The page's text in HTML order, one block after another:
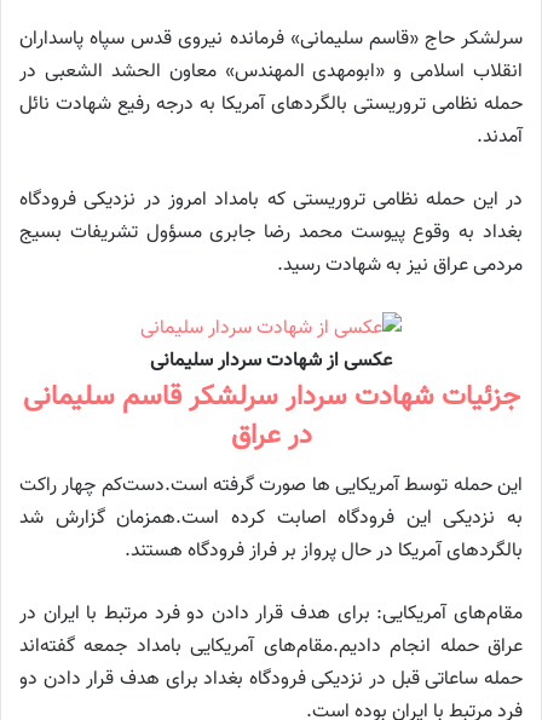
سرلشکر حاج «قاسم سلیمانی» فرمانده نیروی قدس سپاه پاسداران
انقلاب اسلامی و «ابومهدی المهندس» معاون الحشد الشعبی در
حمله نظامی تروریستی بالگردهای آمریکا به درجه رفیع شهادت نائل
آمدند.
در این حمله نظامی تروریستی که بامداد امروز در نزدیکی فرودگاه
بغداد به وقوع پیوست محمد رضا جابری مسؤول تشریفات بسیج
مردمی عراق نیز به شهادت رسید.
عکسی از شهادت سردار سلیمانی
جزئیات شهادت سردار سرلشکر قاسم سلیمانی
در عراق
این حمله توسط آمریکایی ها صورت گرفته است.دست‌کم چهار راکت
به نزدیکی این فرودگاه اصابت کرده است.همزمان گزارش شد
بالگردهای آمریکا در حال پرواز بر فراز فرودگاه هستند.
مقام‌های آمریکایی: برای هدف قرار دادن دو فرد مرتبط با ایران در
عراق حمله انجام دادیم.مقام‌های آمریکایی بامداد جمعه گفته‌اند
حمله ساعاتی قبل در نزدیکی فرودگاه بغداد برای هدف قرار دادن دو
فرد مرتبط با ایران بوده است.